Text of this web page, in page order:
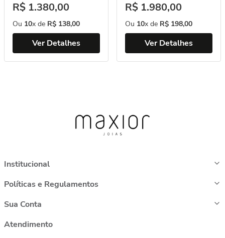
R$ 1.380,00
Ou 10x de R$ 138,00
Ver Detalhes
R$ 1.980,00
Ou 10x de R$ 198,00
Ver Detalhes
Institucional
Políticas e Regulamentos
Sua Conta
Atendimento